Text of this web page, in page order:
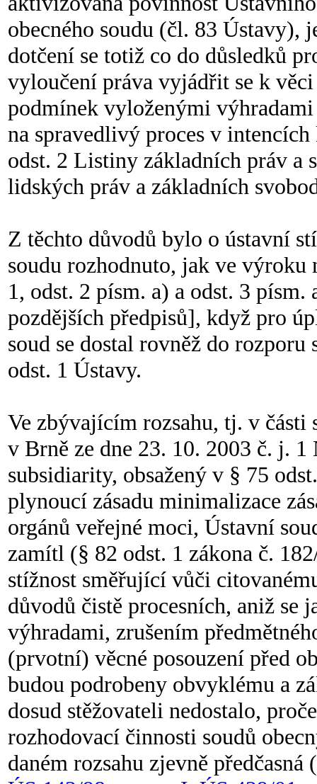
obecného soudu (čl. 83 Ústavy),
dotčení se totiž co do důsledků
vyloučení práva vyjádřit se k
podmínek vyloženými
na spravedlivý proces v
odst. 2 Listiny základních práv a
lidských práv a základních
Z těchto důvodů bylo o ústavní
soudu rozhodnuto, jak ve výroku
1, odst. 2 písm. a) a odst. 3
pozdějších předpisů], když pro
soud se dostal rovněž do
odst. 1 Ústavy.
Ve zbývajícím rozsahu, tj. v části
v Brně ze dne 23. 10. 2003 č. j.
subsidiarity, obsažený v § 75
plynoucí zásadu minimalizace
orgánů veřejné moci, Ústavní
zamítl (§ 82 odst. 1 zákona č.
stížnost směřující vůči
důvodů čistě procesních, aniž se
výhradami, zrušením
(prvotní) věcné posouzení před
budou podrobeny obvyklému a
dosud stěžovateli nedostalo,
rozhodovací činnosti soudů
daném rozsahu zjevně předčasná